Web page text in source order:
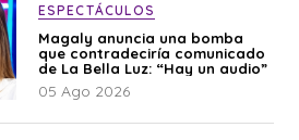
ESPECTÁCULOS
Magaly anuncia una bomba
que contradeciría comunicado
de La Bella Luz: “Hay un audio”
05 Ago 2026